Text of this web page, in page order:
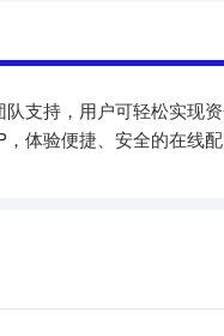
支持，用户可轻松实现
体验便捷、安全的在线